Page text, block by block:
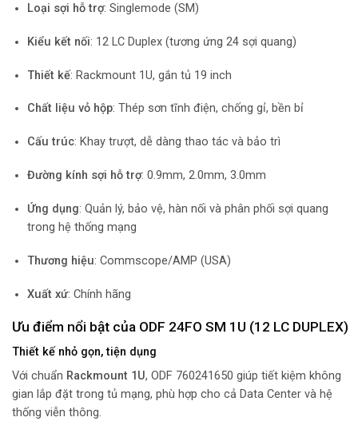
Loại sợi hỗ trợ: Singlemode (SM)
Kiểu kết nối: 12 LC Duplex (tương ứng 24 sợi quang)
Thiết kế: Rackmount 1U, gắn tủ 19 inch
Chất liệu vỏ hộp: Thép sơn tĩnh điện, chống gỉ, bền bỉ
Cấu trúc: Khay trượt, dễ dàng thao tác và bảo trì
Đường kính sợi hỗ trợ: 0.9mm, 2.0mm, 3.0mm
Ứng dụng: Quản lý, bảo vệ, hàn nối và phân phối sợi quang
trong hệ thống mạng
Thương hiệu: Commscope/AMP (USA)
Xuất xứ: Chính hãng
Ưu điểm nổi bật của ODF 24FO SM 1U (12 LC DUPLEX)
Thiết kế nhỏ gọn, tiện dụng
Với chuẩn Rackmount 1U, ODF 760241650 giúp tiết kiệm không
gian lắp đặt trong tủ mạng, phù hợp cho cả Data Center và hệ
thống viễn thông.